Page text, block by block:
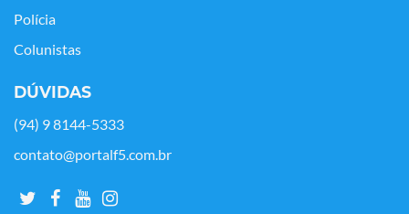
Polícia
Colunistas
DÚVIDAS
(94) 9 8144-5333
contato@portalf5.com.br